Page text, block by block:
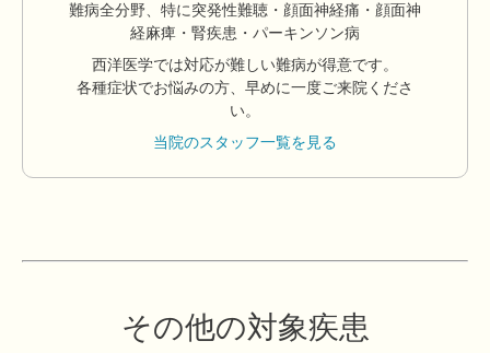
難病全分野、特に突発性難聴・顔面神経痛・顔面神
経麻痺・腎疾患・パーキンソン病
西洋医学では対応が難しい難病が得意です。
各種症状でお悩みの方、早めに一度ご来院くださ
い。
当院のスタッフ一覧を見る
その他の対象疾患